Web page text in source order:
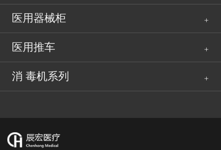
医用器械柜
医用推车
消 毒机系列